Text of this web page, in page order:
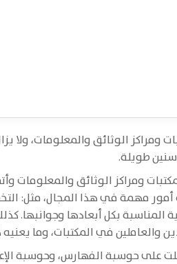
الوثائق والمعلومات، ولا
طويلة.
ومراكز الوثائق
أمور مهمة في هذا المجال، مثل:
المناسبة بكل أبعادها
والعاملين في المكتبات، وما
على حوسبة الفهارس، وحوسبة